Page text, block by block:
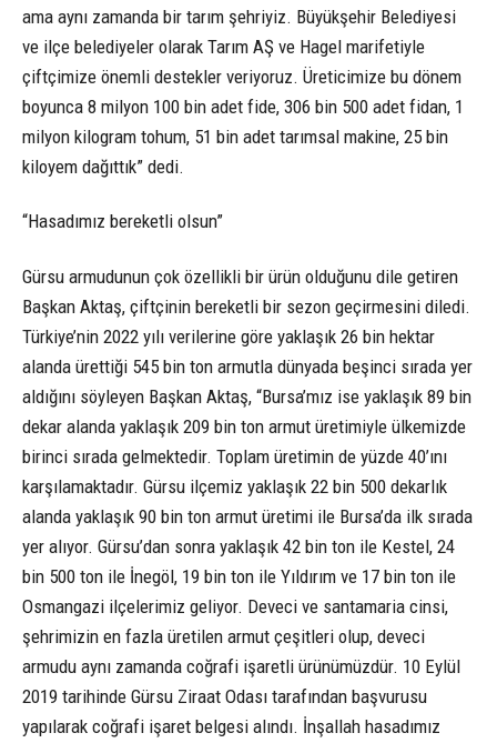
ama aynı zamanda bir tarım şehriyiz. Büyükşehir Belediyesi
ve ilçe belediyeler olarak Tarım AŞ ve Hagel marifetiyle
çiftçimize önemli destekler veriyoruz. Üreticimize bu dönem
boyunca 8 milyon 100 bin adet fide, 306 bin 500 adet fidan, 1
milyon kilogram tohum, 51 bin adet tarımsal makine, 25 bin
kiloyem dağıttık” dedi.
“Hasadımız bereketli olsun”
Gürsu armudunun çok özellikli bir ürün olduğunu dile getiren
Başkan Aktaş, çiftçinin bereketli bir sezon geçirmesini diledi.
Türkiye’nin 2022 yılı verilerine göre yaklaşık 26 bin hektar
alanda ürettiği 545 bin ton armutla dünyada beşinci sırada yer
aldığını söyleyen Başkan Aktaş, “Bursa’mız ise yaklaşık 89 bin
dekar alanda yaklaşık 209 bin ton armut üretimiyle ülkemizde
birinci sırada gelmektedir. Toplam üretimin de yüzde 40’ını
karşılamaktadır. Gürsu ilçemiz yaklaşık 22 bin 500 dekarlık
alanda yaklaşık 90 bin ton armut üretimi ile Bursa’da ilk sırada
yer alıyor. Gürsu’dan sonra yaklaşık 42 bin ton ile Kestel, 24
bin 500 ton ile İnegöl, 19 bin ton ile Yıldırım ve 17 bin ton ile
Osmangazi ilçelerimiz geliyor. Deveci ve santamaria cinsi,
şehrimizin en fazla üretilen armut çeşitleri olup, deveci
armudu aynı zamanda coğrafi işaretli ürünümüzdür. 10 Eylül
2019 tarihinde Gürsu Ziraat Odası tarafından başvurusu
yapılarak coğrafi işaret belgesi alındı. İnşallah hasadımız